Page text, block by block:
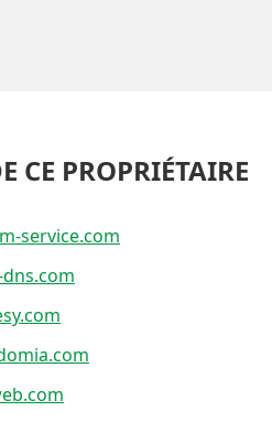
CE PROPRIÉTAIRE
service.com